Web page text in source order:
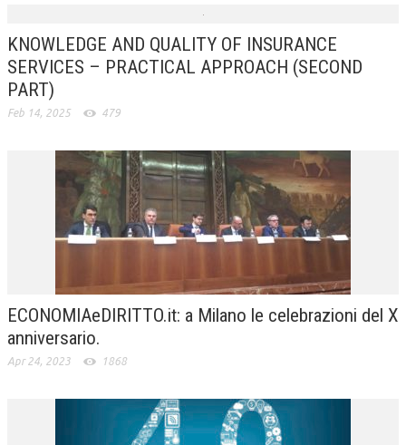
KNOWLEDGE AND QUALITY OF INSURANCE
SERVICES – PRACTICAL APPROACH (SECOND
PART)
Feb 14, 2025 479
ECONOMIAeDIRITTO.it: a Milano le celebrazioni del X
anniversario.
Apr 24, 2023 1868